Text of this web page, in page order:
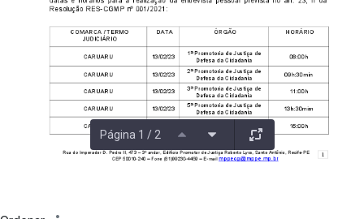
Página 1 / 2